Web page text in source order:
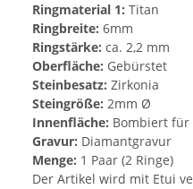
Ringmaterial 1: Titan
Ringbreite: 6mm
Ringstärke: ca. 2,2 mm
Oberfläche: Gebürstet
Steinbesatz: Zirkonia
Steingröße: 2mm Ø
Innenfläche: Bombiert für
Gravur: Diamantgravur
Menge: 1 Paar (2 Ringe)
Der Artikel wird mit Etui